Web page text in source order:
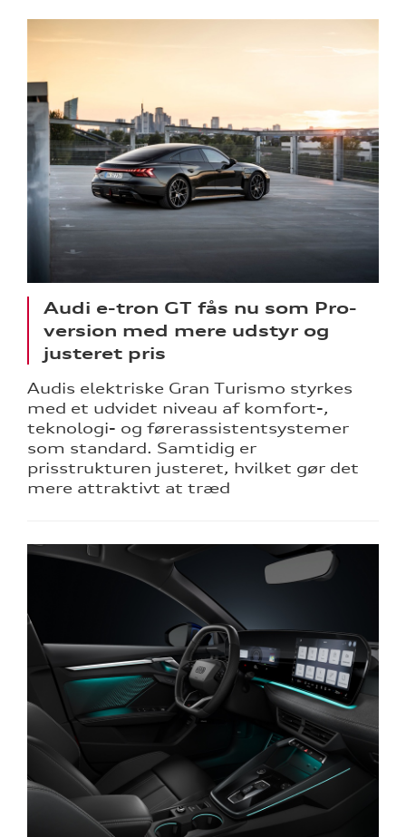
Audi e-tron GT fås nu som Pro-
version med mere udstyr og
justeret pris
Audis elektriske Gran Turismo styrkes
med et udvidet niveau af komfort-,
teknologi- og førerassistentsystemer
som standard. Samtidig er
prisstrukturen justeret, hvilket gør det
mere attraktivt at træd